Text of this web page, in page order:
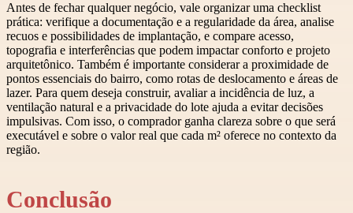
Antes de fechar qualquer negócio, vale organizar uma checklist
prática: verifique a documentação e a regularidade da área, analise
recuos e possibilidades de implantação, e compare acesso,
topografia e interferências que podem impactar conforto e projeto
arquitetônico. Também é importante considerar a proximidade de
pontos essenciais do bairro, como rotas de deslocamento e áreas de
lazer. Para quem deseja construir, avaliar a incidência de luz, a
ventilação natural e a privacidade do lote ajuda a evitar decisões
impulsivas. Com isso, o comprador ganha clareza sobre o que será
executável e sobre o valor real que cada m² oferece no contexto da
região.
Conclusão